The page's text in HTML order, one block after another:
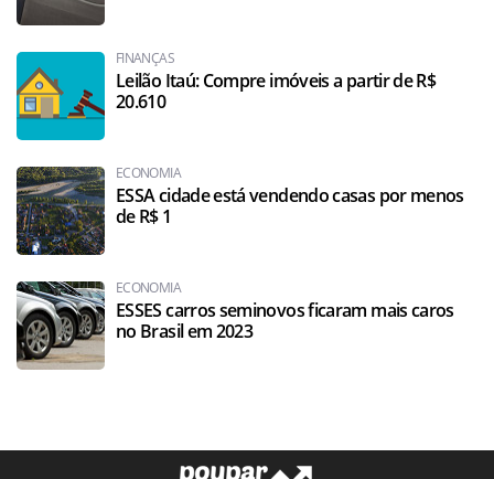
FINANÇAS
Leilão Itaú: Compre imóveis a partir de R$
20.610
ECONOMIA
ESSA cidade está vendendo casas por menos
de R$ 1
ECONOMIA
ESSES carros seminovos ficaram mais caros
no Brasil em 2023